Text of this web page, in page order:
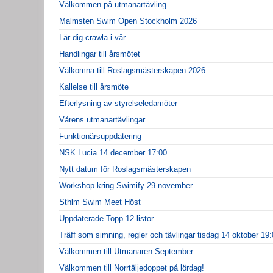
Välkommen på utmanartävling
Malmsten Swim Open Stockholm 2026
Lär dig crawla i vår
Handlingar till årsmötet
Välkomna till Roslagsmästerskapen 2026
Kallelse till årsmöte
Efterlysning av styrelseledamöter
Vårens utmanartävlingar
Funktionärsuppdatering
NSK Lucia 14 december 17:00
Nytt datum för Roslagsmästerskapen
Workshop kring Swimify 29 november
Sthlm Swim Meet Höst
Uppdaterade Topp 12-listor
Träff som simning, regler och tävlingar tisdag 14 oktober
Välkommen till Utmanaren September
Välkommen till Norrtäljedoppet på lördag!